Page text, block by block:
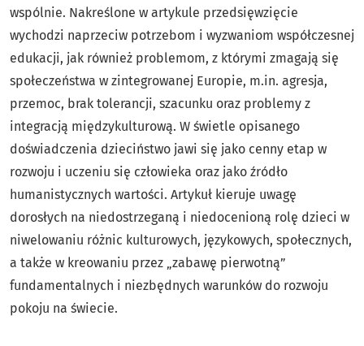
wspólnie. Nakreślone w artykule przedsięwzięcie
wychodzi naprzeciw potrzebom i wyzwaniom współczesnej
edukacji, jak również problemom, z którymi zmagają się
społeczeństwa w zintegrowanej Europie, m.in. agresja,
przemoc, brak tolerancji, szacunku oraz problemy z
integracją międzykulturową. W świetle opisanego
doświadczenia dzieciństwo jawi się jako cenny etap w
rozwoju i uczeniu się człowieka oraz jako źródło
humanistycznych wartości. Artykuł kieruje uwagę
dorosłych na niedostrzeganą i niedocenioną rolę dzieci w
niwelowaniu różnic kulturowych, językowych, społecznych,
a także w kreowaniu przez „zabawę pierwotną”
fundamentalnych i niezbędnych warunków do rozwoju
pokoju na świecie.